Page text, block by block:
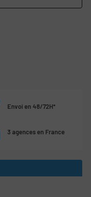
Envoi en 48/72H*
3 agences en France